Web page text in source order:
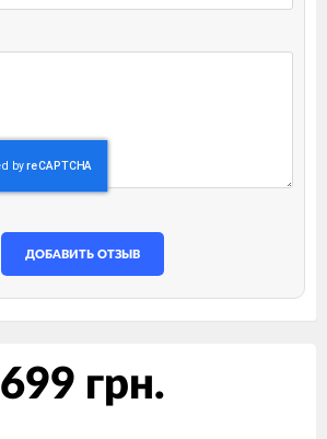
ДОБАВИТЬ ОТЗЫВ
699 грн.